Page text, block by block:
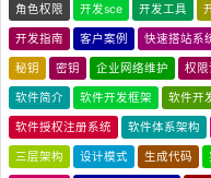
角色权限 开发sce 开发工具
开发指南 客户案例 快速搭站系
秘钥 密钥 企业网络维护 权限
软件简介 软件开发框架 软件开
软件授权注册系统 软件体系架构
三层架构 设计模式 生成代码